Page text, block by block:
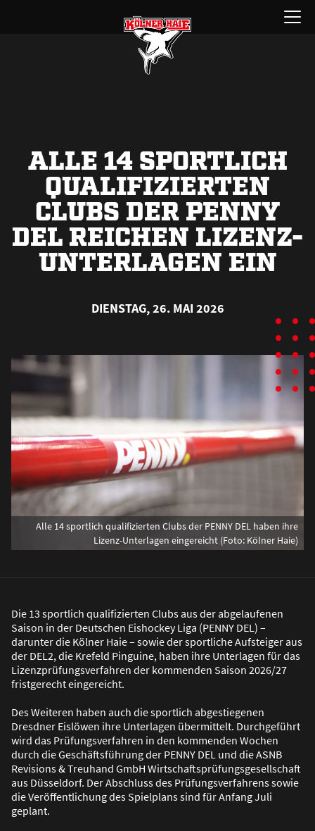
Menü
öffnen
ALLE 14 SPORTLICH
QUALIFIZIERTEN
CLUBS DER PENNY
DEL REICHEN LIZENZ-
UNTERLAGEN EIN
DIENSTAG, 26. MAI 2026
Alle 14 sportlich qualifizierten Clubs der PENNY DEL haben ihre
Lizenz-Unterlagen eingereicht (Foto: Kölner Haie)
Die 13 sportlich qualifizierten Clubs aus der abgelaufenen
Saison in der Deutschen Eishockey Liga (PENNY DEL) –
darunter die Kölner Haie – sowie der sportliche Aufsteiger aus
der DEL2, die Krefeld Pinguine, haben ihre Unterlagen für das
Lizenzprüfungsverfahren der kommenden Saison 2026/27
fristgerecht eingereicht.
Des Weiteren haben auch die sportlich abgestiegenen
Dresdner Eislöwen ihre Unterlagen übermittelt. Durchgeführt
wird das Prüfungsverfahren in den kommenden Wochen
durch die Geschäftsführung der PENNY DEL und die ASNB
Revisions & Treuhand GmbH Wirtschaftsprüfungsgesellschaft
aus Düsseldorf. Der Abschluss des Prüfungsverfahrens sowie
die Veröffentlichung des Spielplans sind für Anfang Juli
geplant.